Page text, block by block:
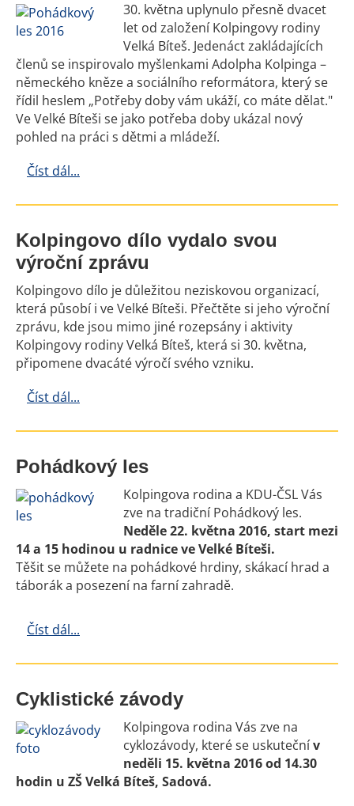
30. května uplynulo přesně dvacet
let od založení Kolpingovy rodiny
Velká Bíteš. Jedenáct zakládajících
členů se inspirovalo myšlenkami Adolpha Kolpinga –
německého kněze a sociálního reformátora, který se
řídil heslem „Potřeby doby vám ukáží, co máte dělat."
Ve Velké Bíteši se jako potřeba doby ukázal nový
pohled na práci s dětmi a mládeží.
Číst dál...
Kolpingovo dílo vydalo svou
výroční zprávu
Kolpingovo dílo je důležitou neziskovou organizací,
která působí i ve Velké Bíteši. Přečtěte si jeho výroční
zprávu, kde jsou mimo jiné rozepsány i aktivity
Kolpingovy rodiny Velká Bíteš, která si 30. května,
připomene dvacáté výročí svého vzniku.
Číst dál...
Pohádkový les
Kolpingova rodina a KDU-ČSL Vás
zve na tradiční Pohádkový les.
Neděle 22. května 2016, start mezi
14 a 15 hodinou u radnice ve Velké Bíteši.
Těšit se můžete na pohádkové hrdiny, skákací hrad a
táborák a posezení na farní zahradě.
Číst dál...
Cyklistické závody
Kolpingova rodina Vás zve na
cyklozávody, které se uskutečnív
neděli 15. května 2016 od 14.30
hodin u ZŠ Velká Bíteš, Sadová.